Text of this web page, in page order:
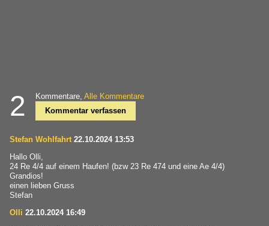
2 Kommentare, Alle Kommentare
Kommentar verfassen
Stefan Wohlfahrt 22.10.2024 13:53
Hallo Olli,
24 Re 4/4 auf einem Haufen! (bzw 23 Re 474 und eine Ae 4/4)
Grandios!
einen lieben Gruss
Stefan
Olli 22.10.2024 16:49